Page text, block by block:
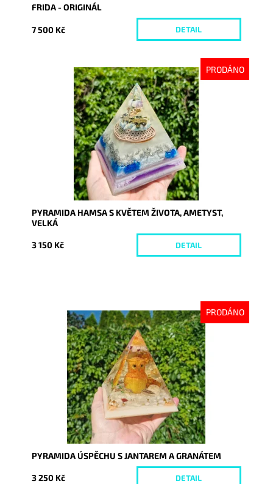
FRIDA - ORIGINÁL
7 500 Kč DETAIL
PRODÁNO
Dostupnost:
Vyprodáno
9351
PYRAMIDA HAMSA S KVĚTEM ŽIVOTA, AMETYST,
VELKÁ
3 150 Kč DETAIL
PRODÁNO
Dostupnost:
Vyprodáno
9363
PYRAMIDA ÚSPĚCHU S JANTAREM A GRANÁTEM
3 250 Kč DETAIL